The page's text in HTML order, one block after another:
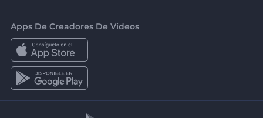
Apps De Creadores De Videos